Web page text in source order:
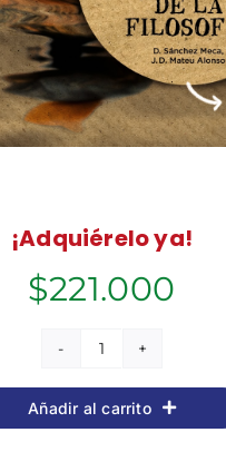
¡Adquiérelo ya!
$221.000
Historia
de
la
Añadir al carrito